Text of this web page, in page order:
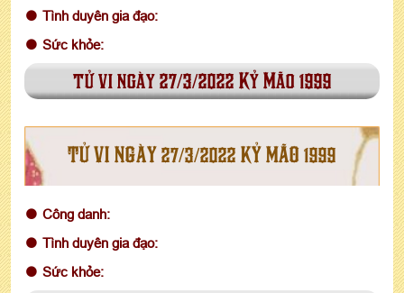
Tình duyên gia đạo:
Sức khỏe:
tử vi ngày 27/3/2022 Kỷ Mão 1999
TỬ VI NGÀY 27/3/2022 KỶ MÃO 1999
Công danh:
Tình duyên gia đạo:
Sức khỏe: